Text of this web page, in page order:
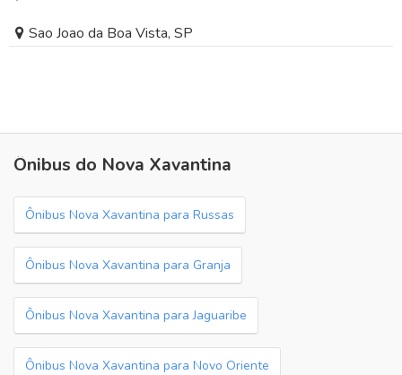
Sao Joao da Boa Vista, SP
Ônibus do Nova Xavantina
Ônibus Nova Xavantina para Russas
Ônibus Nova Xavantina para Granja
Ônibus Nova Xavantina para Jaguaribe
Ônibus Nova Xavantina para Novo Oriente